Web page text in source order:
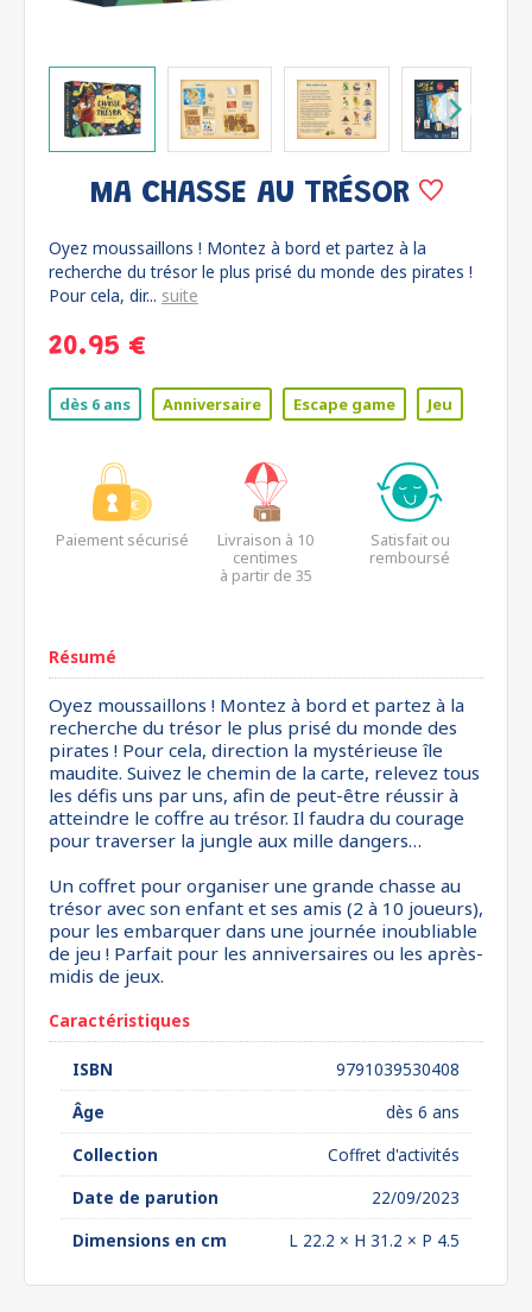
MA CHASSE AU TRÉSOR
Oyez moussaillons ! Montez à bord et partez à la
recherche du trésor le plus prisé du monde des pirates !
Pour cela, dir... suite
20.95 €
dès 6 ans Anniversaire Escape game Jeu
Paiement sécurisé
Livraison à 10
centimes
à partir de 35
Satisfait ou
remboursé
Résumé
Oyez moussaillons ! Montez à bord et partez à la
recherche du trésor le plus prisé du monde des
pirates ! Pour cela, direction la mystérieuse île
maudite. Suivez le chemin de la carte, relevez tous
les défis uns par uns, afin de peut-être réussir à
atteindre le coffre au trésor. Il faudra du courage
pour traverser la jungle aux mille dangers…
Un coffret pour organiser une grande chasse au
trésor avec son enfant et ses amis (2 à 10 joueurs),
pour les embarquer dans une journée inoubliable
de jeu ! Parfait pour les anniversaires ou les après-
midis de jeux.
Caractéristiques
ISBN
9791039530408
Âge
dès 6 ans
Collection
Coffret d'activités
Date de parution
22/09/2023
Dimensions en cm
L 22.2 × H 31.2 × P 4.5